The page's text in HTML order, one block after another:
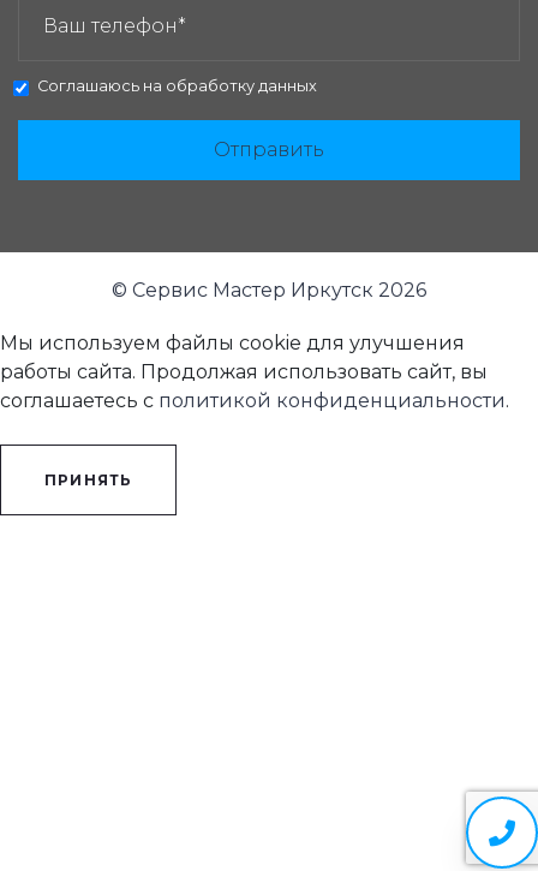
Соглашаюсь на обработку данных
Отправить
© Сервис Мастер Иркутск 2026
Мы используем файлы cookie для улучшения
работы сайта. Продолжая использовать сайт, вы
соглашаетесь с политикой конфиденциальности.
ПРИНЯТЬ